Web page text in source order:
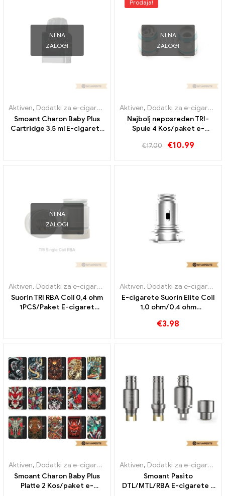
NI NA
ZALOGI
Aktiven, Dodatki za e-cigarete
Uparjalnik
Smoant Charon Baby Plus
Cartridge 3,5 ml E-cigarete
Prodaja!
NI NA
ZALOGI
Aktiven, Dodatki za e-cigarete
Najbolj neposreden TRI-
Spule 4 Kos/paket e-
€17.00 €10.99
NI NA
ZALOGI
Aktiven, Dodatki za e-cigarete
Uparjalnik
Suorin TRI RBA Coil 0,4 ohm
1PCS/Paket E-cigaret
Aktiven, Dodatki za e-cigarete
E-cigarete Suorin Elite Coil
1,0 ohm/0,4 ohm
€3.98
Aktiven, Dodatki za e-cigarete
Uparjalnik
Smoant Charon Baby Plus
Platte 2 Kos/paket e-
Aktiven, Dodatki za e-cigarete
Smoant Pasito
DTL/MTL/RBA E-cigarete z